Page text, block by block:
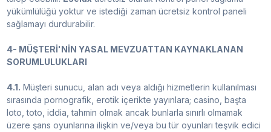
yükümlülüğü yoktur ve istediği zaman ücretsiz kontrol paneli
sağlamayı durdurabilir.
4- MÜŞTERİ'NİN YASAL MEVZUATTAN KAYNAKLANAN
SORUMLULUKLARI
4.1. Müşteri sunucu, alan adı veya aldığı hizmetlerin kullanılması
sırasında pornografik, erotik içerikte yayınlara; casino, başta
loto, toto, iddia, tahmin olmak ancak bunlarla sınırlı olmamak
üzere şans oyunlarına ilişkin ve/veya bu tür oyunları teşvik edici